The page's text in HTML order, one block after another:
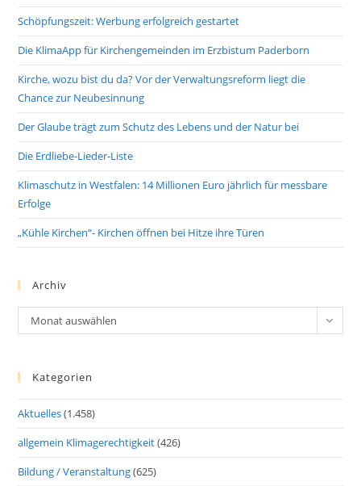
Schöpfungszeit: Werbung erfolgreich gestartet
Die KlimaApp für Kirchengemeinden im Erzbistum Paderborn
Kirche, wozu bist du da? Vor der Verwaltungsreform liegt die
Chance zur Neubesinnung
Der Glaube trägt zum Schutz des Lebens und der Natur bei
Die Erdliebe-Lieder-Liste
Klimaschutz in Westfalen: 14 Millionen Euro jährlich für messbare
Erfolge
„Kühle Kirchen“- Kirchen öffnen bei Hitze ihre Türen
Archiv
Archiv
Monat auswählen
Kategorien
Aktuelles(1.458)
allgemein Klimagerechtigkeit(426)
Bildung / Veranstaltung(625)